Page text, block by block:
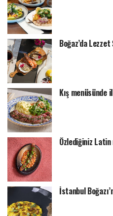
Boğaz’da
Kış
Özlediğiniz Latin
İstanbul